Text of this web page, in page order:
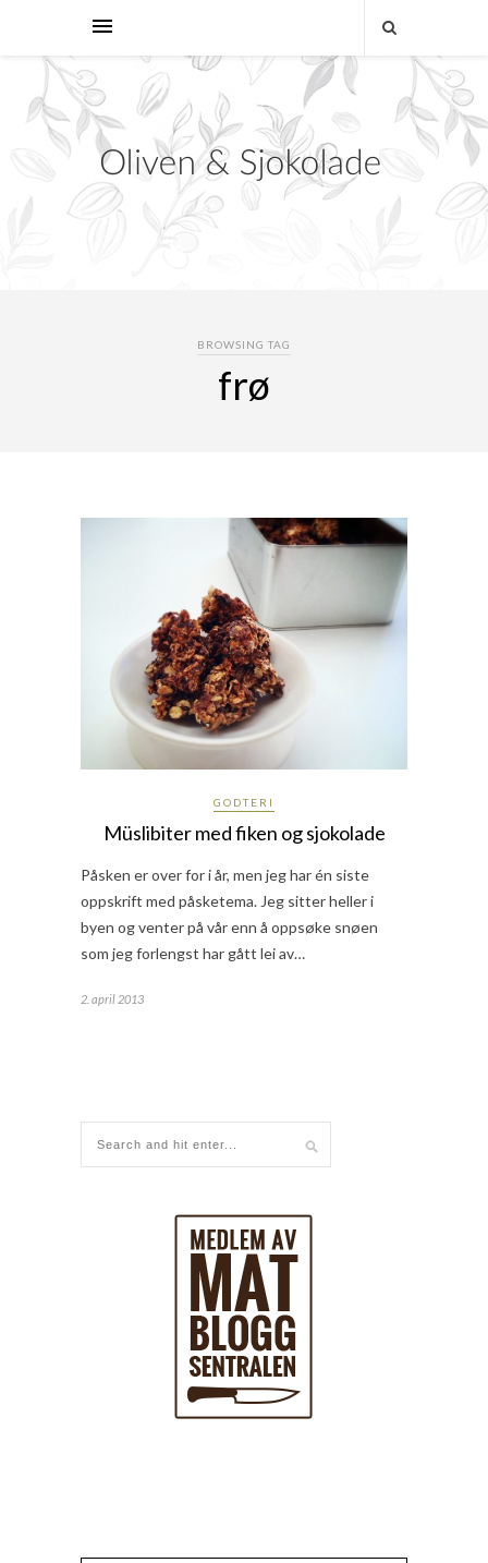
BROWSING TAG
frø
GODTERI
Müslibiter med fiken og sjokolade
Påsken er over for i år, men jeg har én siste
oppskrift med påsketema. Jeg sitter heller i
byen og venter på vår enn å oppsøke snøen
som jeg forlengst har gått lei av…
2. april 2013